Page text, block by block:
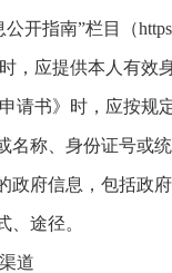
开指南”栏目（
，应提供本人有效
请书》时，应按规
名称、身份证号或
政府信息，包括政
、途径。
道